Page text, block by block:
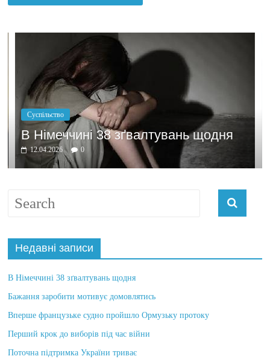
Суспільство
В Німеччині 38 зґвалтувань щодня
12.04.2026 0
Недавні записи
В Німеччині 38 зґвалтувань щодня
Бажання заробити мотивує домовлятись
Вперше французьке судно пройшло Ормузьку протоку
Перший крок до виборів під час війни
Поточна підтримка України триває